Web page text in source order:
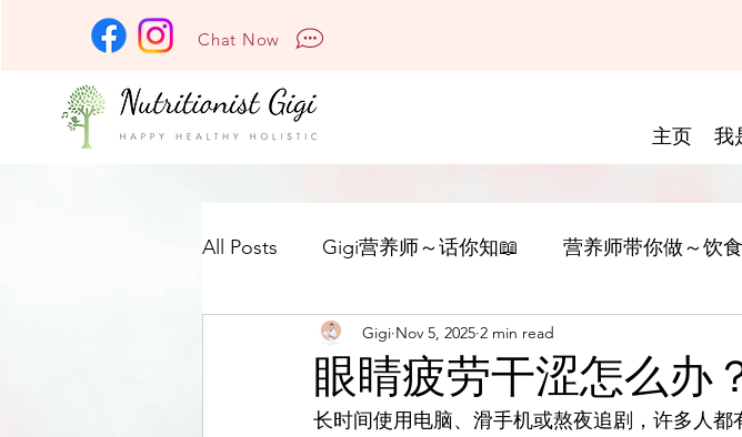
Chat Now
主页 我
All Posts Gigi营养师～话你知📖 营养师带你做～饮
眼睛疲劳干涩怎么办
Gigi Nov 5, 2025 2 min read
长时间使用电脑、滑手机或熬夜追剧，许多人